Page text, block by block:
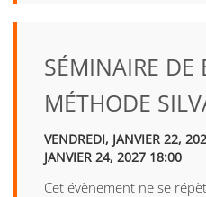
SÉMINAIRE DE
MÉTHODE
VENDREDI, JANVIER 22,
JANVIER 24, 2027 18:00
Cet évènement ne se